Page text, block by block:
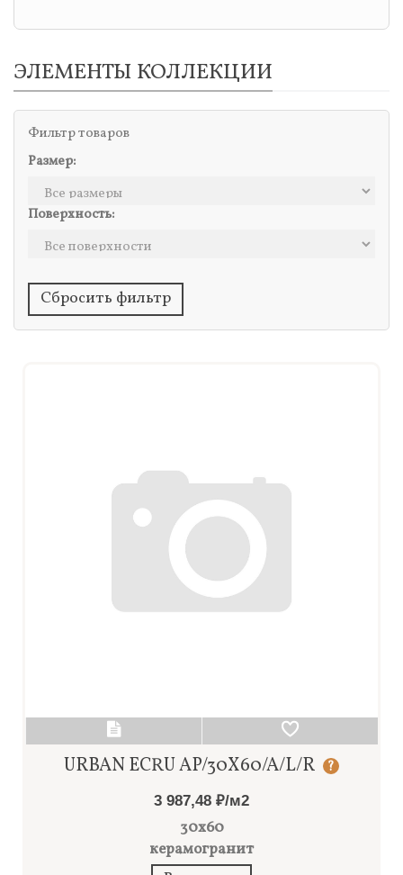
ЭЛЕМЕНТЫ КОЛЛЕКЦИИ
Фильтр товаров
Размер:
Поверхность:
Сбросить фильтр
URBAN ECRU AP/30X60/A/L/R ?
3 987,48 ₽/м2
30x60
керамогранит